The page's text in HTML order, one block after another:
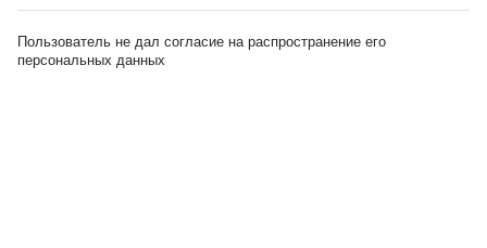
Пользователь не дал согласие на распространение его
персональных данных